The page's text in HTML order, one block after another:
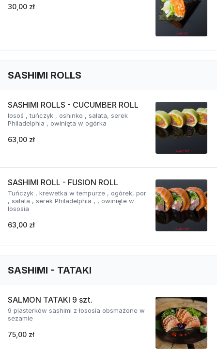
30,00 zł
SASHIMI ROLLS
SASHIMI ROLLS - CUCUMBER ROLL
łosoś , tuńczyk , oshinko , sałata, serek
Philadelphia , owinięta w ogórka
63,00 zł
SASHIMI ROLL - FUSION ROLL
Tuńczyk , krewetka w tempurze , ogórek, por
, sałata , serek Philadelphia , , owinięte w
łososia
63,00 zł
SASHIMI - TATAKI
SALMON TATAKI 9 szt.
9 plasterków sashimi z łososia obsmażone w
sezamie
75,00 zł